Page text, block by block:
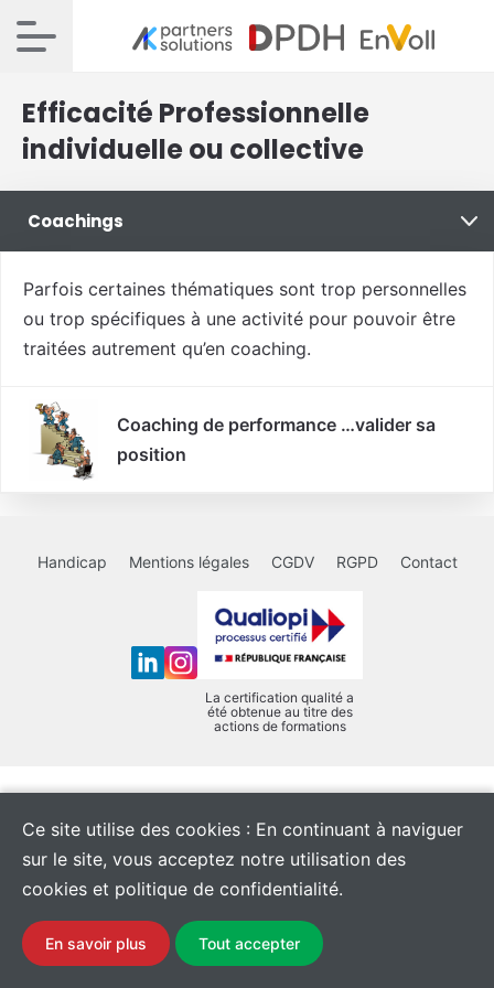
Efficacité Professionnelle
individuelle ou collective
Coachings
Parfois certaines thématiques sont trop personnelles
ou trop spécifiques à une activité pour pouvoir être
traitées autrement qu’en coaching.
Coaching de performance …valider sa
position
Handicap Mentions légales CGDV RGPD Contact
La certification qualité a
été obtenue au titre des
actions de formations
Ce site utilise des cookies : En continuant à naviguer
sur le site, vous acceptez notre utilisation des
cookies et politique de confidentialité.
En savoir plus Tout accepter